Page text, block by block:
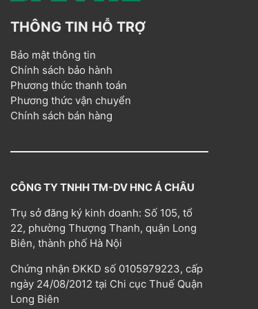
THÔNG TIN HỖ TRỢ
Bảo mật thông tin
Chính sách bảo hành
Phương thức thanh toán
Phương thức vận chuyển
Chính sách bán hàng
CÔNG TY TNHH TM-DV HNC Á CHÂU
Trụ sở đăng ký kinh doanh: Số 105, tổ
22, phường Thượng Thanh, quận Long
Biên, thành phố Hà Nội
Chứng nhận ĐKKD số 0105979223, cấp
ngày 24/08/2012 tại Chi cục Thuế Quận
Long Biên